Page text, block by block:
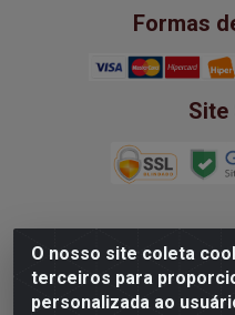
O nosso site coleta
terceiros para
personalizada ao
Formas
Site
Mega Wine
37.363.939/0001-20 -